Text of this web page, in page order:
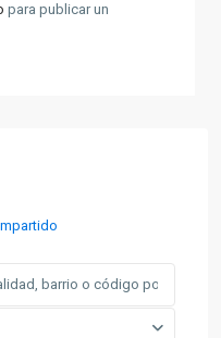
para publicar un